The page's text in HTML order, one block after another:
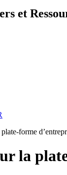
et
forme
la